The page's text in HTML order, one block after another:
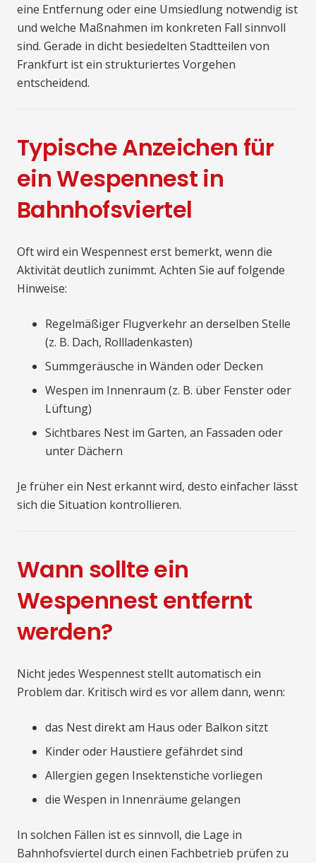
eine Entfernung oder eine Umsiedlung notwendig ist
und welche Maßnahmen im konkreten Fall sinnvoll
sind. Gerade in dicht besiedelten Stadtteilen von
Frankfurt ist ein strukturiertes Vorgehen
entscheidend.
Typische Anzeichen für
ein Wespennest in
Bahnhofsviertel
Oft wird ein Wespennest erst bemerkt, wenn die
Aktivität deutlich zunimmt. Achten Sie auf folgende
Hinweise:
Regelmäßiger Flugverkehr an derselben Stelle
(z. B. Dach, Rollladenkasten)
Summgeräusche in Wänden oder Decken
Wespen im Innenraum (z. B. über Fenster oder
Lüftung)
Sichtbares Nest im Garten, an Fassaden oder
unter Dächern
Je früher ein Nest erkannt wird, desto einfacher lässt
sich die Situation kontrollieren.
Wann sollte ein
Wespennest entfernt
werden?
Nicht jedes Wespennest stellt automatisch ein
Problem dar. Kritisch wird es vor allem dann, wenn:
das Nest direkt am Haus oder Balkon sitzt
Kinder oder Haustiere gefährdet sind
Allergien gegen Insektenstiche vorliegen
die Wespen in Innenräume gelangen
In solchen Fällen ist es sinnvoll, die Lage in
Bahnhofsviertel durch einen Fachbetrieb prüfen zu